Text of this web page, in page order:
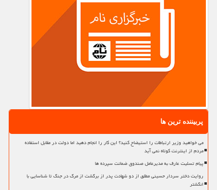
پربیننده ترین ها
می خواهید وزیر ارتباطات را استیضاح کنید؟ این کار را انجام دهید اما دولت در مقابل استفاده
مردم از اینترنت کوتاه نمی آید
پیام تسلیت عارف به مدیرعامل صندوق ضمانت سپرده ها
روایت دختر سردار حسینی مطلق از دو شهادت پدر از برگشت از مرگ در جنگ تا شناسایی با
انگشتر